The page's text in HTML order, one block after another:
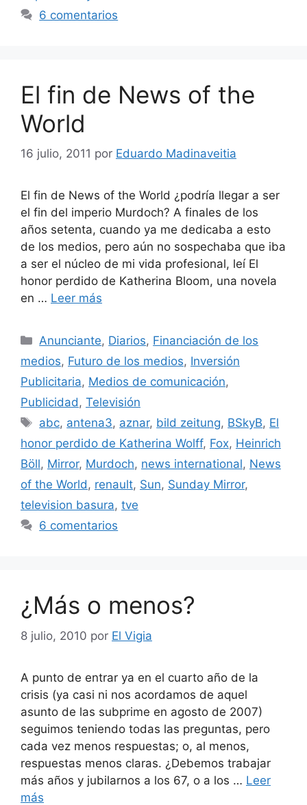
6 comentarios
El fin de News of the
World
16 julio, 2011 por Eduardo Madinaveitia
El fin de News of the World ¿podría llegar a ser
el fin del imperio Murdoch? A finales de los
años setenta, cuando ya me dedicaba a esto
de los medios, pero aún no sospechaba que iba
a ser el núcleo de mi vida profesional, leí El
honor perdido de Katherina Bloom, una novela
en … Leer más
Categorías
Anunciante, Diarios, Financiación de los
medios, Futuro de los medios, Inversión
Publicitaria, Medios de comunicación,
Publicidad, Televisión
Etiquetas
abc, antena3, aznar, bild zeitung, BSkyB, El
honor perdido de Katherina Wolff, Fox, Heinrich
Böll, Mirror, Murdoch, news international, News
of the World, renault, Sun, Sunday Mirror,
television basura, tve
6 comentarios
¿Más o menos?
8 julio, 2010 por El Vigia
A punto de entrar ya en el cuarto año de la
crisis (ya casi ni nos acordamos de aquel
asunto de las subprime en agosto de 2007)
seguimos teniendo todas las preguntas, pero
cada vez menos respuestas; o, al menos,
respuestas menos claras. ¿Debemos trabajar
más años y jubilarnos a los 67, o a los … Leer
más